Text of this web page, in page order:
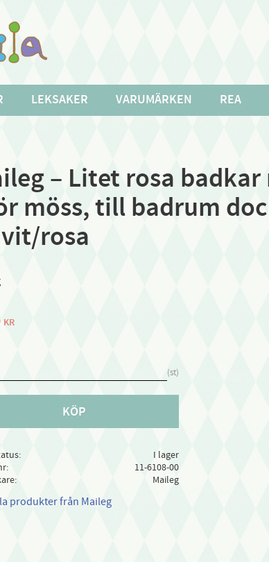
LEKSAKER VARUMÄRKEN REA
– Litet rosa badkar
möss, till badrum
rosa
KR
st
KÖP
I lager
11-6108-00
Maileg
produkter från Maileg